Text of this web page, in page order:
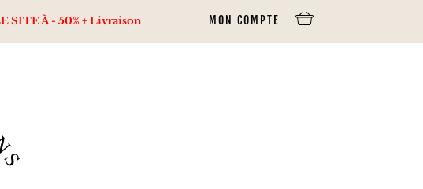
+ Livraison offerte dès 80€ d’achats via Mondial Relay, 100€ via Colissimo.
MON COMPTE